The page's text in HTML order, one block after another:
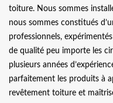
toiture. Nous sommes
nous sommes constitués
professionnels,
de qualité peu importe les
plusieurs années
parfaitement les produits à
revêtement toiture et